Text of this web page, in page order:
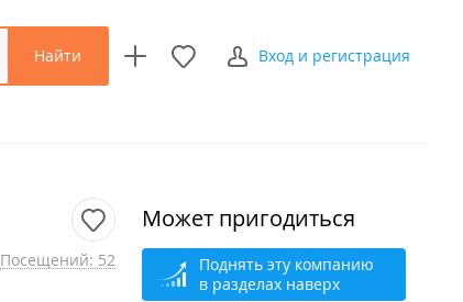
Найти Вход и регистрация
Посещений: 52
Может пригодиться
Поднять эту компанию
в разделах наверх